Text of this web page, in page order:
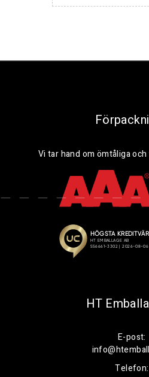
Vi tar hand om ömtåliga
HT
E-post:
Telefon: